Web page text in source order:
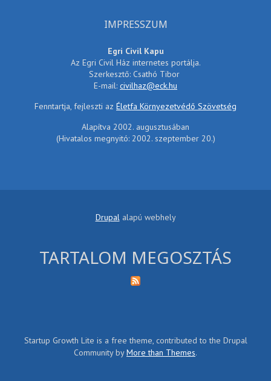
IMPRESSZUM
Egri Civil Kapu
Az Egri Civil Ház internetes portálja.
Szerkesztő: Csathó Tibor
E-mail: civilhaz@eck.hu
Fenntartja, fejleszti az Életfa Környezetvédő Szövetség
Alapítva 2002. augusztusában
(Hivatalos megnyitó: 2002. szeptember 20.)
Drupalalapú webhely
TARTALOM MEGOSZTÁS
Startup Growth Lite is a free theme, contributed to the Drupal
Community byMore than Themes.